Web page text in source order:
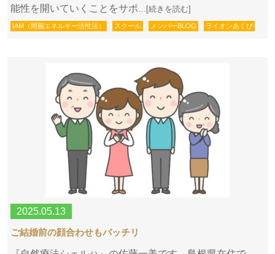
能性を開いていくことをサポ…[続きを読む]
IAM（間脳エネルギー活性法） スクール メンバーBLOG ライオンあくび
2025.05.13
ご結婚前の顔合わせもバッチリ